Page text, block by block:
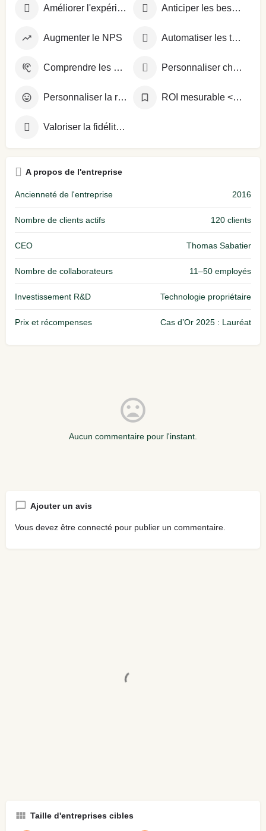
Améliorer l'expérience client Anticiper les besoins clients
Augmenter le NPS Automatiser les tâches répétitives
Comprendre les attentes clients Personnaliser chaque interaction
Personnaliser la relation ROI mesurable <6 mois
Valoriser la fidélité client
A propos de l'entreprise
Ancienneté de l'entreprise 2016
Nombre de clients actifs 120 clients
CEO Thomas Sabatier
Nombre de collaborateurs 11–50 employés
Investissement R&D Technologie propriétaire
Prix et récompenses Cas d’Or 2025 : Lauréat
Aucun commentaire pour l'instant.
Ajouter un avis
Vous devez être connecté pour publier un commentaire.
Taille d'entreprises cibles